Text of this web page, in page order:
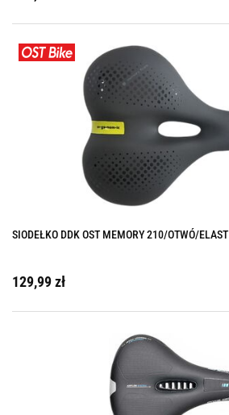
SIODEŁKO DDK OST MEMORY 210/OTWÓ/ELAST
129,99 zł